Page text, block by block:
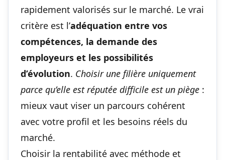
rapidement valorisés sur le marché. Le vrai
critère est l’adéquation entre vos
compétences, la demande des
employeurs et les possibilités
d’évolution. Choisir une filière uniquement
parce qu’elle est réputée difficile est un piège :
mieux vaut viser un parcours cohérent
avec votre profil et les besoins réels du
marché.
Choisir la rentabilité avec méthode et